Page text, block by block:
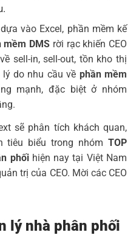
vào Excel, phần mềm kế
mềm DMS rời rạc khiến CEO
sell-in, sell-out, tồn kho thị
do nhu cầu về phần mềm
mạnh, đặc biệt ở nhóm
sẽ phân tích khách quan,
tiêu biểu trong nhóm TOP
phốihiện nay tại Việt Nam
trị của CEO. Mời các CEO
lý nhà phân phối